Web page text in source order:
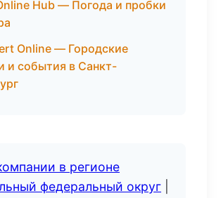
Hub — Погода и пробки
Online — Городские
и события в Санкт-
в регионе
федеральный округ